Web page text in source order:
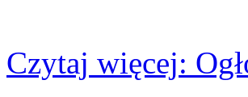
Czytaj więcej: